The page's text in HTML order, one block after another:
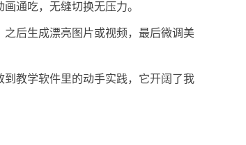
通吃，无缝切换无压力。
后生成漂亮图片或视频，最后微调美
教学软件里的动手实践，它开阔了我